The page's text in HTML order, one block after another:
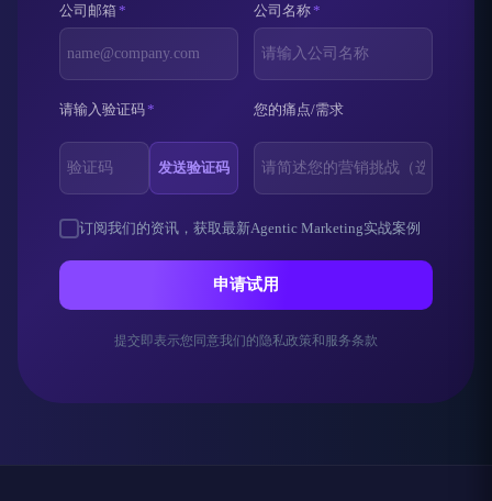
公司邮箱* 公司名称*
请输入验证码*
发送验证码
您的痛点/需求
订阅我们的资讯，获取最新Agentic Marketing实战案例
申请试用
提交即表示您同意我们的隐私政策和服务条款